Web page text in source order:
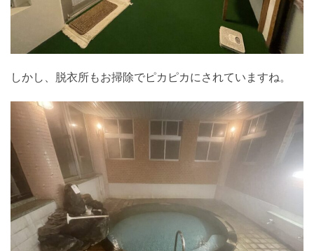
しかし、脱衣所もお掃除でピカピカにされていますね。